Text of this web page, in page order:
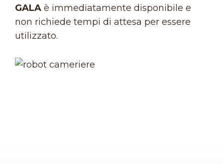
GALA è immediatamente disponibile e
non richiede tempi di attesa per essere
utilizzato.